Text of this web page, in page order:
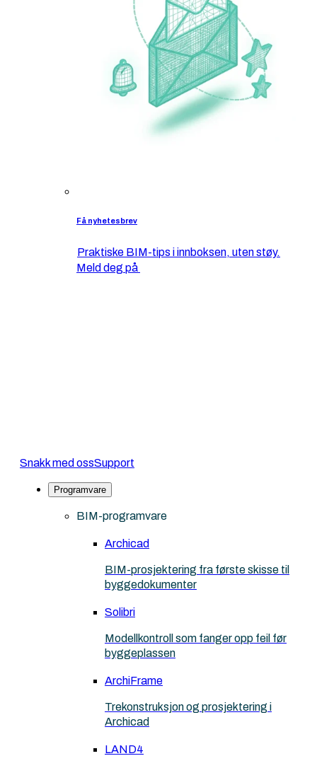
Få nyhetesbrev
Praktiske BIM-tips i innboksen, uten støy.
Meld deg på
Snakk med ossSupport
Programvare
BIM-programvare
Archicad
BIM-prosjektering fra første skisse til
byggedokumenter
Solibri
Modellkontroll som fanger opp feil før
byggeplassen
ArchiFrame
Trekonstruksjon og prosjektering i
Archicad
LAND4